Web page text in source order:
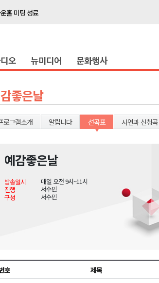
홀 미팅 성료
리조트로 진화 중"
원 수강생 모집
느리 축제
38도’
홀 미팅 성료
감 사업 등 건의
가포르 복합리조트
느리 축제
38도’
오 뉴미디어 문화행사
좋은날
로그램소개 알립니다 선곡표 사연과 신청곡
예감좋은날
방송일시
매일 오전 9시~11시
진행
서수민
구성
서수민
호 제목